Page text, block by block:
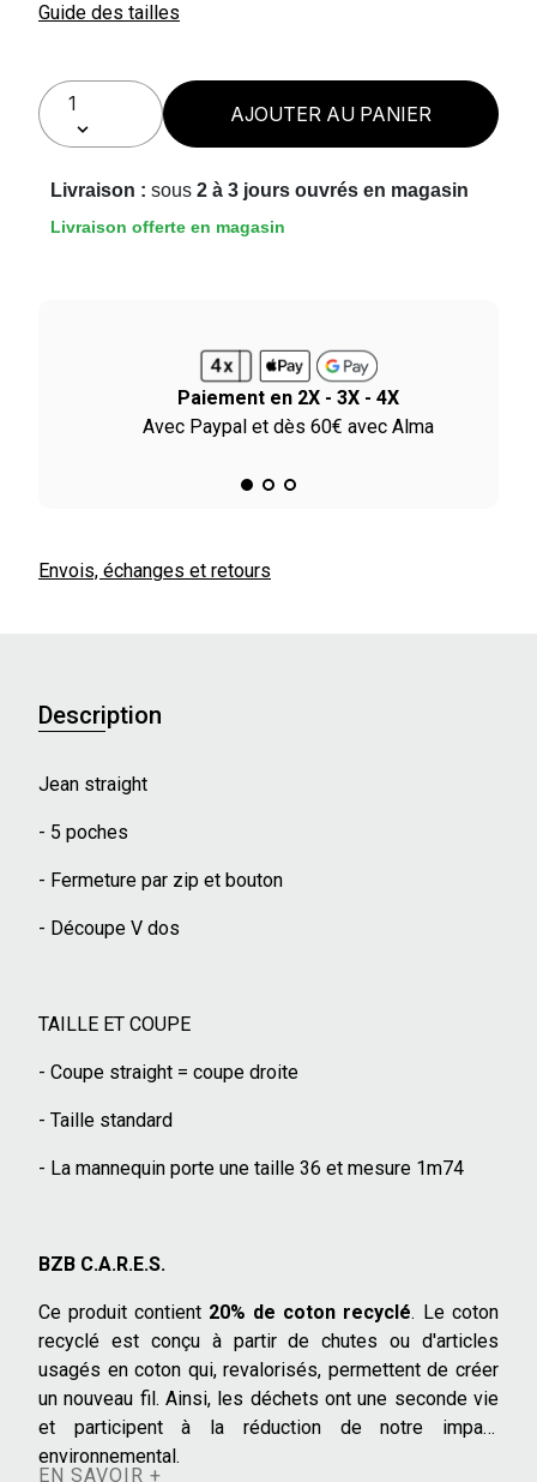
Guide des tailles
AJOUTER AU PANIER
Livraison : sous 2 à 3 jours ouvrés en magasin
Livraison offerte en magasin
Paiement en 2X - 3X - 4X
Avec Paypal et dès 60€ avec Alma
Envois, échanges et retours
Description
Jean straight
- 5 poches
- Fermeture par zip et bouton
- Découpe V dos
TAILLE ET COUPE
- Coupe straight = coupe droite
- Taille standard
- La mannequin porte une taille 36 et mesure 1m74
BZB C.A.R.E.S.
Ce produit contient 20% de coton recyclé. Le coton
recyclé est conçu à partir de chutes ou d'articles
usagés en coton qui, revalorisés, permettent de créer
un nouveau fil. Ainsi, les déchets ont une seconde vie
et participent à la réduction de notre impact
environnemental.
EN SAVOIR +